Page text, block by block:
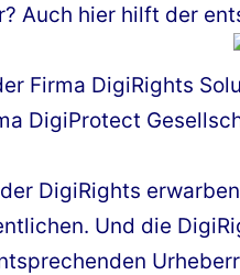
Auch hier hilft der
Firma DigiRights
DigiProtect
DigiRights
Und die